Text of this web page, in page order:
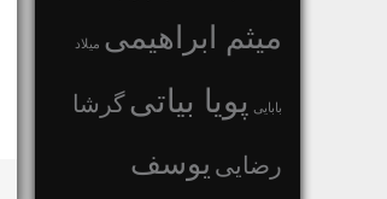
میثم ابراهیمی میلاد
بابایی پویا بیاتیگرشا
رضایی یوسف